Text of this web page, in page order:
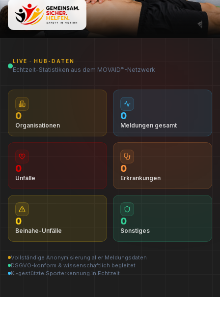
LIVE · HUB-DATEN
Echtzeit-Statistiken aus dem MOVAID™-Netzwerk
0
Organisationen
0
Meldungen gesamt
0
Unfälle
0
Erkrankungen
0
Beinahe-Unfälle
0
Sonstiges
Vollständige Anonymisierung aller Meldungsdaten
DSGVO-konform & wissenschaftlich begleitet
KI-gestützte Sporterkennung in Echtzeit